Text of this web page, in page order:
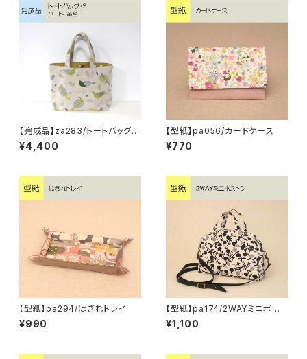
【完成品】za283/トートバッグ・
S バード・黄色
¥4,400
【型紙】pa056/カードケース
¥770
【型紙】pa294/はぎれトレイ
¥990
【型紙】pa174/2WAYミニボスト
ン
¥1,100